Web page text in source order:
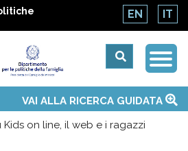
EN IT
VAI ALLA RICERCA GUIDATA
Kids on line, il web e i ragazzi